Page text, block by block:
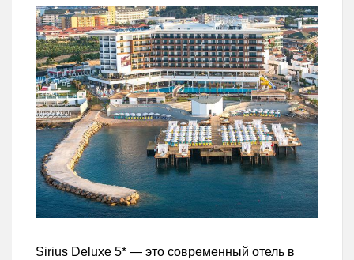
Sirius Deluxe 5* — это современный отель в